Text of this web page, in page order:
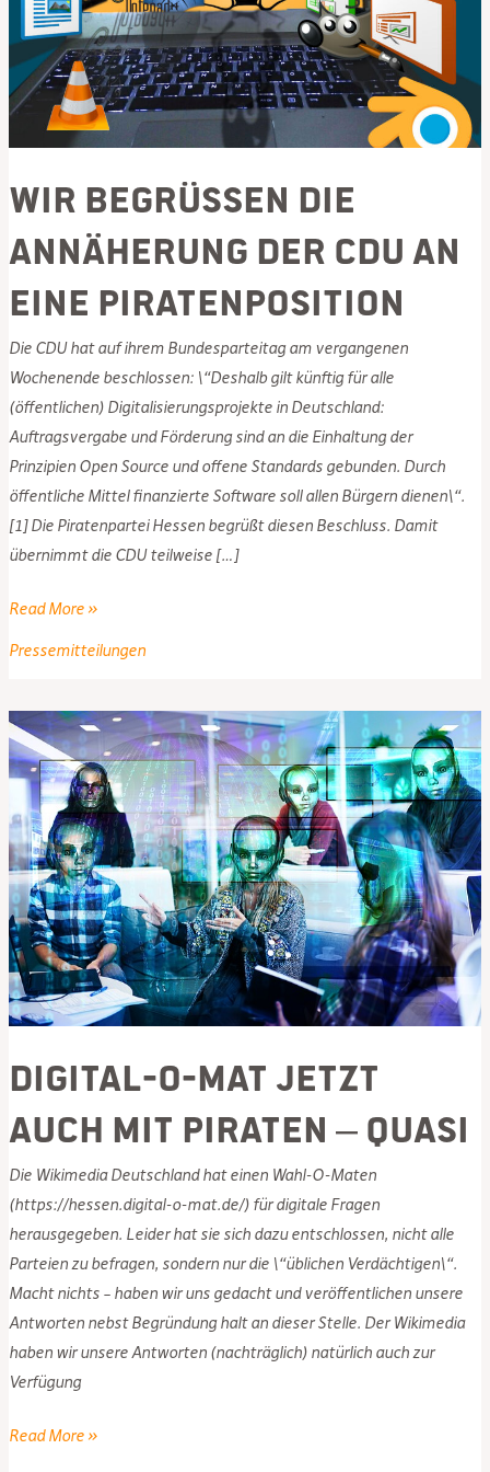
Wir begrüßen die
Annäherung der CDU an
eine Piratenposition
Die CDU hat auf ihrem Bundesparteitag am vergangenen
Wochenende beschlossen: \“Deshalb gilt künftig für alle
(öffentlichen) Digitalisierungsprojekte in Deutschland:
Auftragsvergabe und Förderung sind an die Einhaltung der
Prinzipien Open Source und offene Standards gebunden. Durch
öffentliche Mittel finanzierte Software soll allen Bürgern dienen\“.
[1] Die Piratenpartei Hessen begrüßt diesen Beschluss. Damit
übernimmt die CDU teilweise […]
Wir
der
CDU
an
eine
Piratenposition
Read More »
Pressemitteilungen
Digital-O-Mat jetzt
auch mit PIRATEN – quasi
Die Wikimedia Deutschland hat einen Wahl-O-Maten
(https://hessen.digital-o-mat.de/) für digitale Fragen
herausgegeben. Leider hat sie sich dazu entschlossen, nicht alle
Parteien zu befragen, sondern nur die \“üblichen Verdächtigen\“.
Macht nichts – haben wir uns gedacht und veröffentlichen unsere
Antworten nebst Begründung halt an dieser Stelle. Der Wikimedia
haben wir unsere Antworten (nachträglich) natürlich auch zur
Verfügung
Digital-
Read More »